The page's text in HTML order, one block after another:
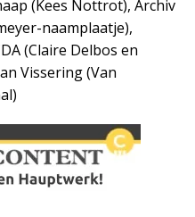
(Kees Nottrot), Archiv
naamplaatje),
(Claire Delbos en
Vissering (Van